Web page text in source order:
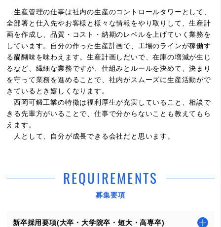
生産管理の仕事は社内の生産のコントロールタワーとして、
全部署と仕入先やお客様と様々な情報をやり取りして、生産計
画を作成し、品質・コスト・納期のレベルを上げていく業務を
しています。自分の作った生産計画で、工場のラインが稼働す
る醍醐味を味わえます。生産計画しだいで、在庫の増減が生じ
るなど、繊細な業務ですが、仕組みとルールを決めて、決まり
を守って業務を進めることで、社内がスムーズに生産活動がで
きているとき嬉しくなります。
西岡可鍛工業の特徴は福利厚生が充実していること、相談で
きる先輩方がいることで、仕事で分からないことも教えてもら
えます。
人として、自分が成長できる会社だと思います。
REQUIREMENTS
募集要項
新卒採用要項(大卒・大学院卒・短大・高専卒)